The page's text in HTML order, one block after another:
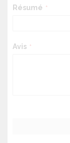
Résumé
Avis